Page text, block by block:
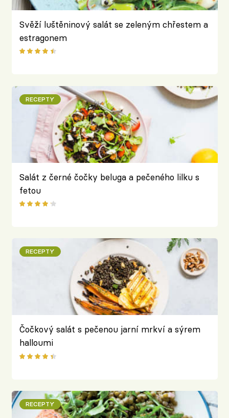
Svěží luštěninový salát se zeleným chřestem a
estragonem
RECEPTY
Salát z černé čočky beluga a pečeného lilku s
fetou
RECEPTY
Čočkový salát s pečenou jarní mrkví a sýrem
halloumi
RECEPTY